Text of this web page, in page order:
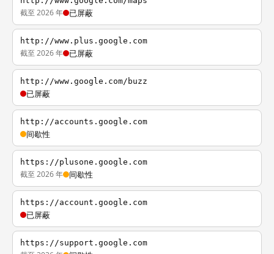
截至 2026 年 已屏蔽
http://www.plus.google.com
截至 2026 年 已屏蔽
http://www.google.com/buzz
已屏蔽
http://accounts.google.com
间歇性
https://plusone.google.com
截至 2026 年 间歇性
https://account.google.com
已屏蔽
https://support.google.com